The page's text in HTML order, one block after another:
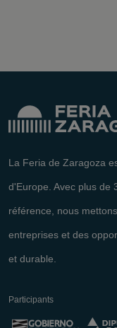
La Feria de Zaragoza
d'Europe. Avec plus de
référence, nous
entreprises et des
et durable.
Participants